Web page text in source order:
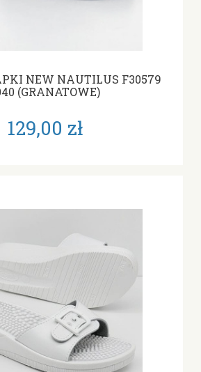
NEW NAUTILUS F30579
(GRANATOWE)
129,00 zł